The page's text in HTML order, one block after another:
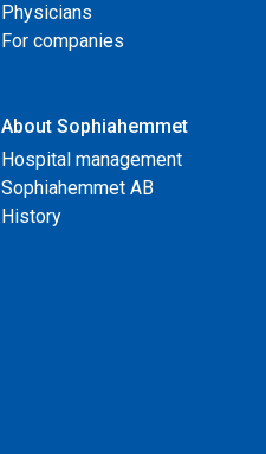
Physicians
For companies
About Sophiahemmet
Hospital management
Sophiahemmet AB
History